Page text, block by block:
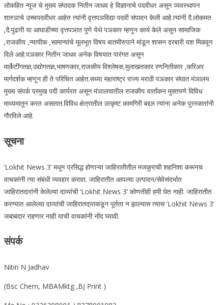
लोकहित न्यूज चे मुख्य संपादक नितीन जाधव हे विज्ञानाचे पदवीधर असून व्यवस्थापन
शास्ञाचे उच्चपदवीधर आहेत त्यांनी वृत्तपञविद्या पदवी संपादन केली आहे.त्यांनी दै.लोकमत
,दै.पुढारी या आघाडीच्या वृत्तपञात पुणे येथे पञकार म्हणून कार्य केले असून सामाजिक
,राजकीय ,न्यायीक ,सामान्यांचे मूलभूत विषय बातमीरुपाने मांडून शासन दरबारी यश मिळवून
दिले आहे.पञकार नितीन जाधव अनेक विषयात पारंगत असून
मार्केटींगतज्ञ,उद्योगतज्ञ,भाषणकार,राजकीय विश्लेषक,मुलाखतकार रणनितीकार ,करिअर
मार्गदर्शक म्हणून ही ते परिचित आहेत.सध्या महाराष्ट्र राज्य मराठी पञकार संघात मंञालय
मुख्य संपर्क प्रमुख पदी कार्यरत असून मंञालयातील राजकीय वार्तांकन मुक्तपणे विविध
माध्यमातून करत असतात.विविध क्षेत्रातील उत्कृष्ट कामगिरी बद्दल त्यांना अनेक पुरस्कारांनी
गौरविले आहे.
सूचना
‘Lokhit News 3’ मधून प्रसिद्ध होणाऱ्या जाहिरातीतील मजकुराची शहनिशा करूनच
वाचकांनी त्या संबंधी व्यवहार करावा. जाहिरातीत आपल्या उत्पादन/सेवेसंदर्भात
जाहिरातदारांनी केलेल्या दाव्यांची ‘Lokhit News 3’ कोणतीही हमी घेत नाही. जाहिरातीत
करण्यात आलेल्या दाव्यांची जाहिरातदाराकडून पूर्तता न झाल्यास त्यास ‘Lokhit News 3’
जबाबदार राहणार नाही याची वाचकांनी नोंद घ्यावी.
संपर्क
Nitin N Jadhav
(Bsc Chem, MBAMktg ,BJ Print )